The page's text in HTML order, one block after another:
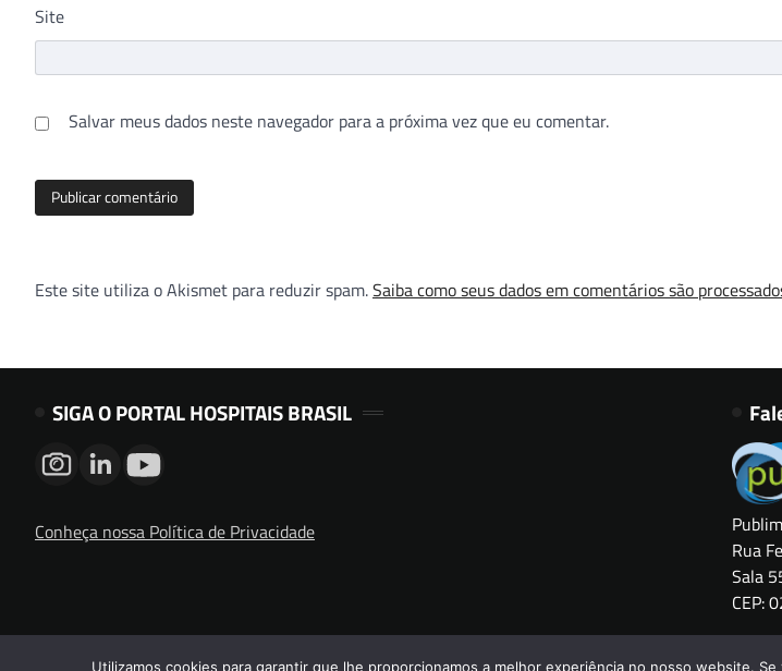
Site
Salvar meus dados neste navegador para a próxima vez que eu comentar.
Este site utiliza o Akismet para reduzir spam.Saiba como seus dados em comentários são
SIGA O PORTAL HOSPITAIS BRASIL
Conheça nossa Política de Privacidade
Rua
Sala
CEP:
Utilizamos cookies para garantir que lhe proporcionamos a melhor experiência no nosso website.